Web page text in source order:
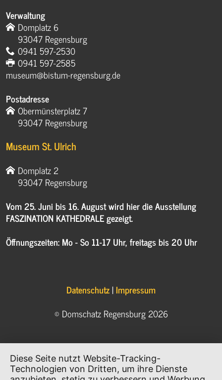
Verwaltung
Domplatz 6
93047 Regensburg
0941 597-2530
0941 597-2585
museum@bistum-regensburg.de
Postadresse
Obermünsterplatz 7
93047 Regensburg
Museum St. Ulrich
Domplatz 2
93047 Regensburg
Vom 25. Juni bis 16. August wird hier die Ausstellung
FASZINATION KATHEDRALE gezeigt.
Öffnungszeiten: Mo - So 11-17 Uhr, freitags bis 20 Uhr
Datenschutz|Impressum
© Domschatz Regensburg 2026
Diese Seite nutzt Website-Tracking-
Technologien von Dritten, um ihre Dienste